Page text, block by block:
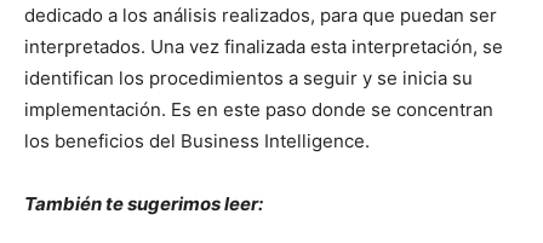
dedicado a los análisis realizados, para que puedan ser
interpretados. Una vez finalizada esta interpretación, se
identifican los procedimientos a seguir y se inicia su
implementación. Es en este paso donde se concentran
los beneficios del Business Intelligence.
También te sugerimos leer: